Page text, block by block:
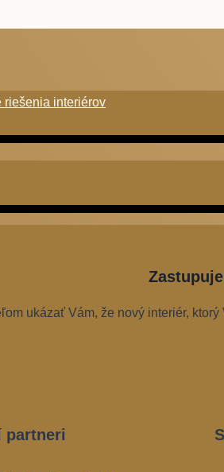
riešenia interiérov
ukázať Vám, že nový interiér,
partneri